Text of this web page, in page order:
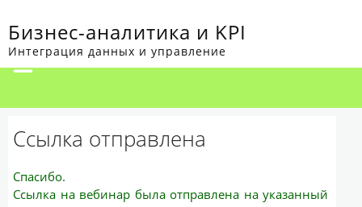
Бизнес-аналитика и KPI
Интеграция данных и управление
Ссылка отправлена
Спасибо.
Ссылка на вебинар была отправлена на указанный